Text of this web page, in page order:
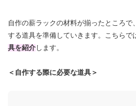
自作の薪ラックの材料が揃ったところで
する道具を準備していきます。こちらで
具を紹介 します。
＜自作する際に必要な道具＞